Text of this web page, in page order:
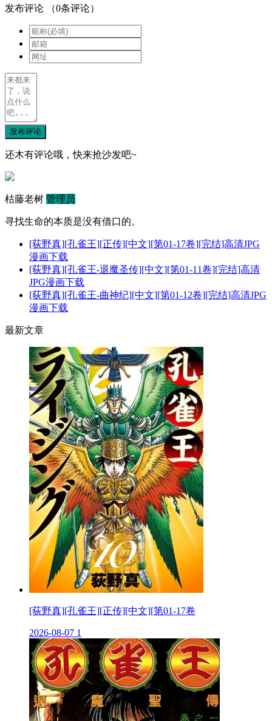
发布评论 （0条评论）
发布评论
还木有评论哦，快来抢沙发吧~
枯藤老树 管理员
寻找生命的本质是没有借口的。
[荻野真][孔雀王][正传][中文][第01-17卷][完结]高清JPG
漫画下载
[荻野真][孔雀王-退魔圣传][中文][第01-11卷][完结]高清
JPG漫画下载
[荻野真][孔雀王-曲神纪][中文][第01-12卷][完结]高清JPG
漫画下载
最新文章
[荻野真][孔雀王][正传][中文][第01-17卷
2026-08-07 1